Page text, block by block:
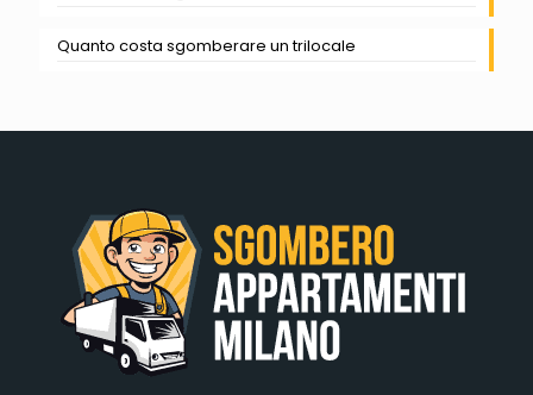
Quanto costa sgomberare un trilocale